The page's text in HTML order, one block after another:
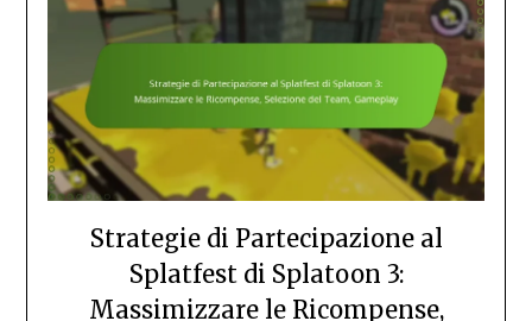
Strategie di Partecipazione al
Splatfest di Splatoon 3:
Massimizzare le Ricompense,